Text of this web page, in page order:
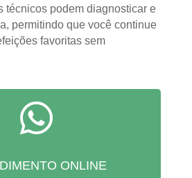
técnicos podem diagnosticar e
permitindo que você continue
favoritas sem

ONLINE